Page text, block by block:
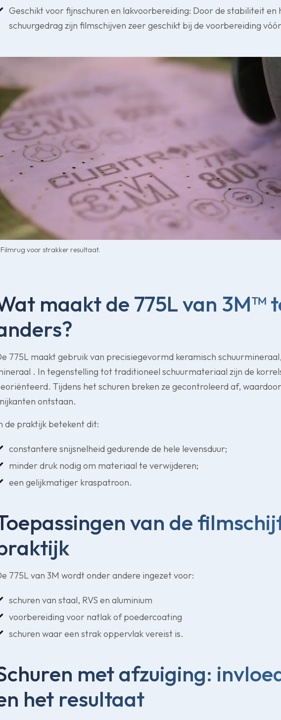
Geschikt voor fijnschuren en lakvoorbereiding: Door de stabiliteit
schuurgedrag zijn filmschijven zeer geschikt bij de voorbereiding
Filmrug voor strakker resultaat.
maakt de 775L van 3M™
775L maakt gebruik van precisiegevormd keramisch
. In tegenstelling tot traditioneel schuurmateriaal zijn de
Tijdens het schuren breken ze gecontroleerd af,
ontstaan.
de praktijk betekent dit:
constantere snijsnelheid gedurende de hele levensduur;
minder druk nodig om materiaal te verwijderen;
een gelijkmatiger kraspatroon.
van de
775L van 3M wordt onder andere ingezet voor:
schuren van staal, RVS en aluminium
voorbereiding voor natlak of poedercoating
schuren waar een strak oppervlak vereist is.
met afzuiging:
het resultaat